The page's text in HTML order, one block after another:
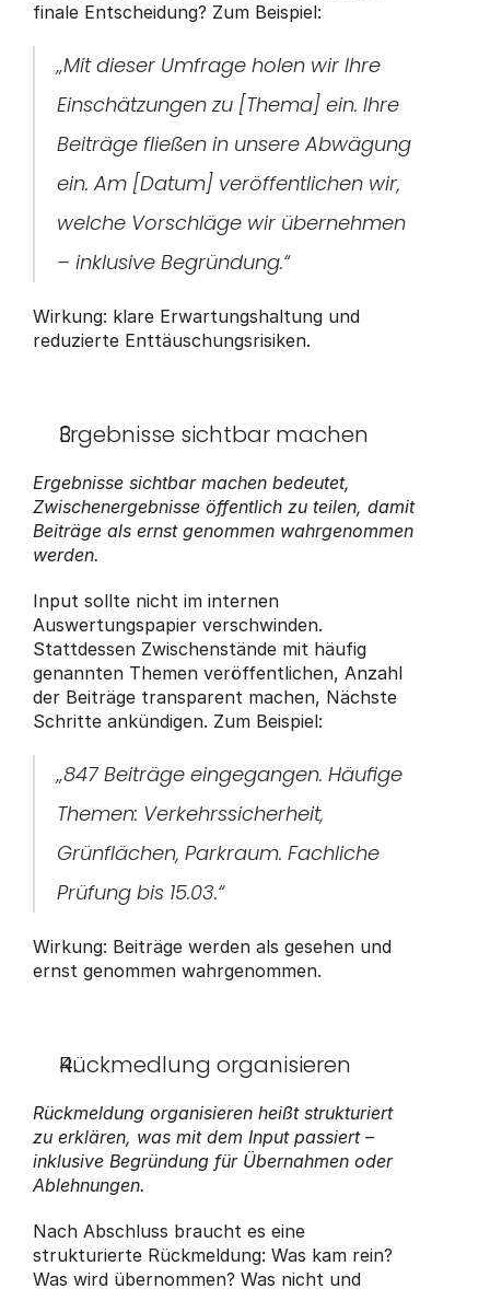
finale Entscheidung? Zum Beispiel:
„Mit dieser Umfrage holen wir Ihre
Einschätzungen zu [Thema] ein. Ihre
Beiträge fließen in unsere Abwägung
ein. Am [Datum] veröffentlichen wir,
welche Vorschläge wir übernehmen
– inklusive Begründung.“
Wirkung: klare Erwartungshaltung und
reduzierte Enttäuschungsrisiken.
Ergebnisse sichtbar machen
Ergebnisse sichtbar machen bedeutet,
Zwischenergebnisse öffentlich zu teilen, damit
Beiträge als ernst genommen wahrgenommen
werden.
Input sollte nicht im internen
Auswertungspapier verschwinden.
Stattdessen Zwischenstände mit häufig
genannten Themen veröffentlichen, Anzahl
der Beiträge transparent machen, Nächste
Schritte ankündigen. Zum Beispiel:
„847 Beiträge eingegangen. Häufige
Themen: Verkehrssicherheit,
Grünflächen, Parkraum. Fachliche
Prüfung bis 15.03.“
Wirkung: Beiträge werden als gesehen und
ernst genommen wahrgenommen.
Rückmedlung organisieren
Rückmeldung organisieren heißt strukturiert
zu erklären, was mit dem Input passiert –
inklusive Begründung für Übernahmen oder
Ablehnungen.
Nach Abschluss braucht es eine
strukturierte Rückmeldung: Was kam rein?
Was wird übernommen? Was nicht und